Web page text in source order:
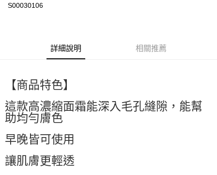
付款後全家取貨
萊爾富取貨付款
每筆NT$60，滿NT$599(含以上)免運費
付款後萊爾富取貨
每筆NT$60，滿NT$599(含以上)免運費
每筆NT$60，滿NT$599(含以上)免運費
S00030106
詳細說明 相關推薦
【商品特色】
這款高濃縮面霜能深入毛孔縫隙，能幫
助均勻膚色
早晚皆可使用
讓肌膚更輕透